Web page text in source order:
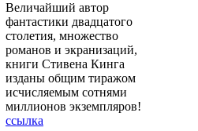
Величайший автор
фантастики двадцатого
столетия, множество
романов и экранизаций,
книги Стивена Кинга
изданы общим тиражом
исчисляемым сотнями
миллионов экземпляров!
ссылка